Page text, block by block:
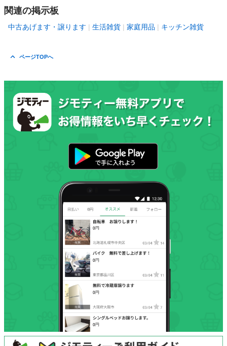
関連の掲示板
中古あげます・譲ります 生活雑貨 家庭用品 キッチン雑貨
ページTOPへ